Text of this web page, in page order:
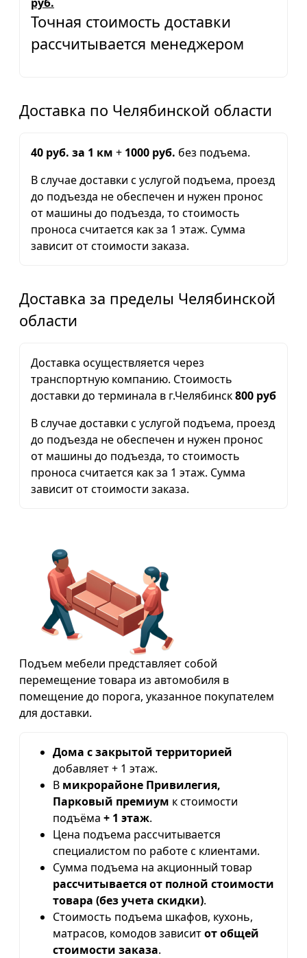
Точная стоимость доставки
рассчитывается менеджером
Доставка по Челябинской области
40 руб. за 1 км + 1000 руб. без подъема.
В случае доставки с услугой подъема, проезд
до подъезда не обеспечен и нужен пронос
от машины до подъезда, то стоимость
проноса считается как за 1 этаж. Сумма
зависит от стоимости заказа.
Доставка за пределы Челябинской
области
Доставка осуществляется через
транспортную компанию. Стоимость
доставки до терминала в г.Челябинск800 руб
В случае доставки с услугой подъема, проезд
до подъезда не обеспечен и нужен пронос
от машины до подъезда, то стоимость
проноса считается как за 1 этаж. Сумма
зависит от стоимости заказа.
Подъем мебели представляет собой
перемещение товара из автомобиля в
помещение до порога, указанное покупателем
для доставки.
Дома с закрытой территорией
добавляет + 1 этаж.
В микрорайоне Привилегия,
Парковый премиум к стоимости
подъёма + 1 этаж.
Цена подъема рассчитывается
специалистом по работе с клиентами.
Сумма подъема на акционный товар
рассчитывается от полной стоимости
товара (без учета скидки).
Стоимость подъема шкафов, кухонь,
матрасов, комодов зависитот общей
стоимости заказа.